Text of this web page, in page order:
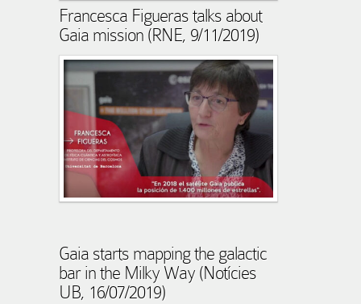
Francesca Figueras talks about
Gaia mission (RNE, 9/11/2019)
Gaia starts mapping the galactic
bar in the Milky Way (Notícies
UB, 16/07/2019)